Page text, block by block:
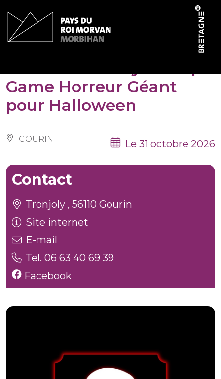
Game Horreur Géant
pour Halloween
GOURIN Le 31 octobre 2026
Contact
Tronjoly , 56110 Gourin
Site internet
E-mail
Tel. 06 63 40 69 39
Facebook